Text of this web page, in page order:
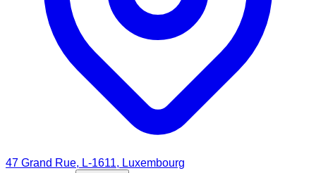
47 Grand Rue, L-1611, Luxembourg